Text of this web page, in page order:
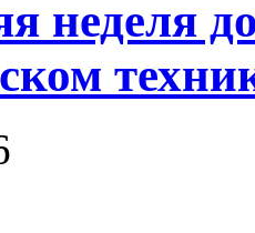
неделя